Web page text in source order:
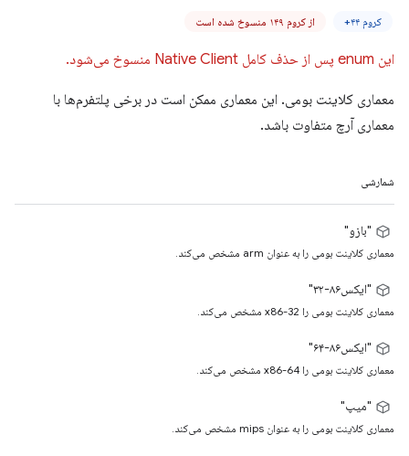
کروم ۴۴+ از کروم ۱۴۹ منسوخ شده است
این enum پس از حذف کامل Native Client منسوخ می‌شود.
معماری کلاینت بومی. این معماری ممکن است در برخی پلتفرم‌ها با
معماری آرچ متفاوت باشد.
شمارشی
"بازو"
معماری کلاینت بومی را به عنوان arm مشخص می‌کند.
"ایکس۸۶-۳۲"
معماری کلاینت بومی را x86-32 مشخص می‌کند.
"ایکس۸۶-۶۴"
معماری کلاینت بومی را x86-64 مشخص می‌کند.
"میپ"
معماری کلاینت بومی را به عنوان mips مشخص می‌کند.